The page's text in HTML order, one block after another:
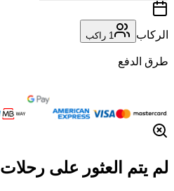
الركاب 1 راكب
طرق الدفع
لم يتم العثور على رحلات